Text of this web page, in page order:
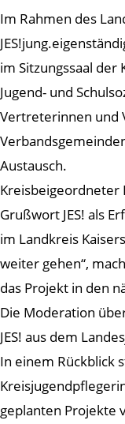
Im Rahmen des
im Sitzungssaal der
Jugend- und
Vertreterinnen und
Austausch.
Kreisbeigeordneter
Grußwort JES! als
im Landkreis
weiter gehen“,
das Projekt in den
Die Moderation
JES! aus dem
In einem Rückblick
geplanten Projekte